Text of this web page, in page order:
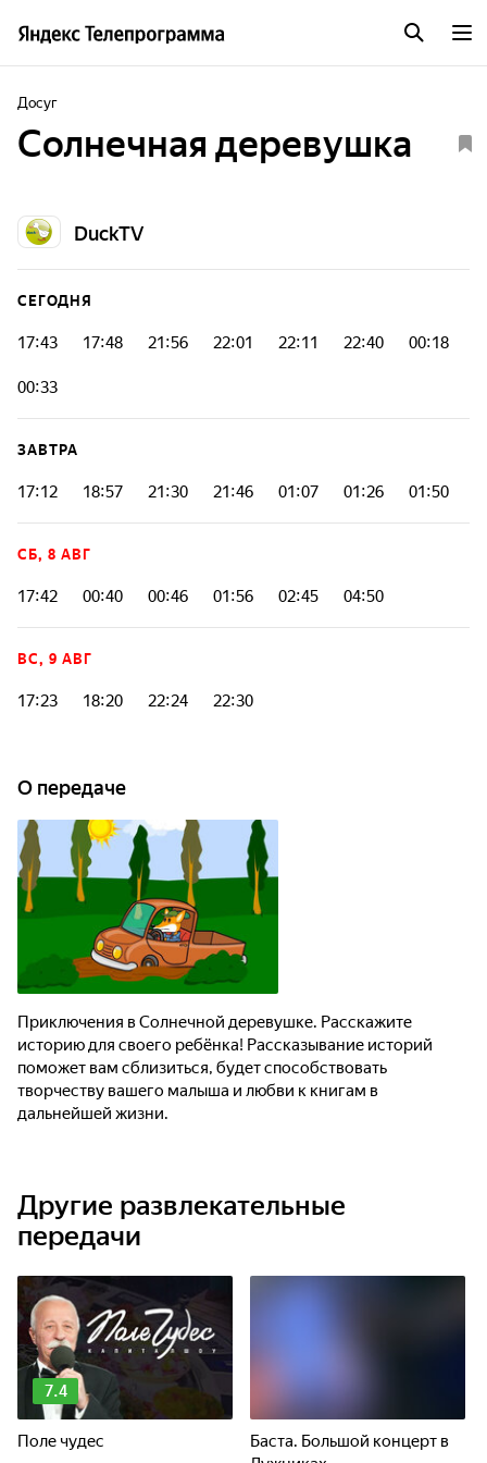
Досуг
Солнечная деревушка
DuckTV
СЕГОДНЯ
17:43 17:48 21:56 22:01 22:11 22:40 00:18
00:33
ЗАВТРА
17:12 18:57 21:30 21:46 01:07 01:26 01:50
СБ, 8 АВГ
17:42 00:40 00:46 01:56 02:45 04:50
ВС, 9 АВГ
17:23 18:20 22:24 22:30
О передаче
Приключения в Солнечной деревушке. Расскажите
историю для своего ребёнка! Рассказывание историй
поможет вам сблизиться, будет способствовать
творчеству вашего малыша и любви к книгам в
дальнейшей жизни.
Другие развлекательные
передачи
7.4
Поле чудес
Баста. Большой концерт в